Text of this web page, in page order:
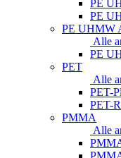
PE
PE
PE UHMW
Alle
PE
PET
Alle
PET-
PET-
PMMA
Alle